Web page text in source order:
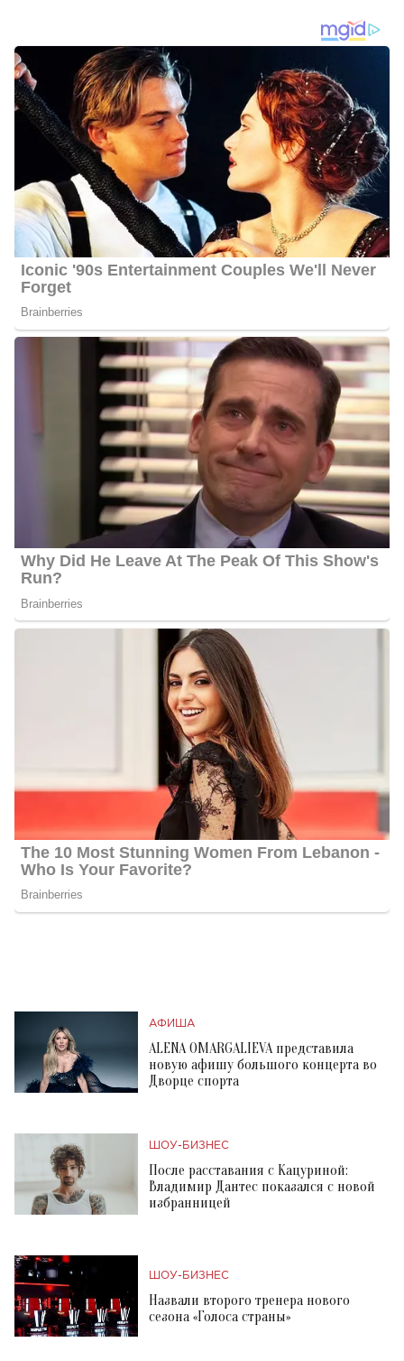
АФИША
ALENA OMARGALIEVA представила
новую афишу большого концерта во
Дворце спорта
ШОУ-БИЗНЕС
После расставания с Кацуриной:
Владимир Дантес показался с новой
избранницей
ШОУ-БИЗНЕС
Назвали второго тренера нового
сезона «Голоса страны»